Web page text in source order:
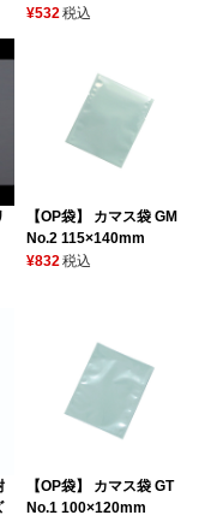
¥532税込
【OP袋】 カマス袋 GM
No.2 115×140mm
¥832税込
【OP袋】 カマス袋 GT
No.1 100×120mm